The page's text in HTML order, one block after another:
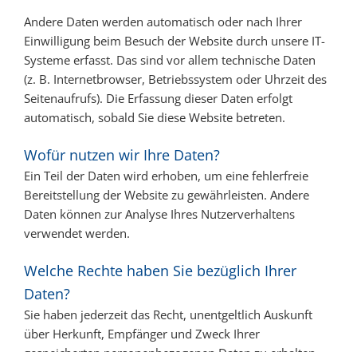
Andere Daten werden automatisch oder nach Ihrer
Einwilligung beim Besuch der Website durch unsere IT-
Systeme erfasst. Das sind vor allem technische Daten
(z. B. Internetbrowser, Betriebssystem oder Uhrzeit des
Seitenaufrufs). Die Erfassung dieser Daten erfolgt
automatisch, sobald Sie diese Website betreten.
Wofür nutzen wir Ihre Daten?
Ein Teil der Daten wird erhoben, um eine fehlerfreie
Bereitstellung der Website zu gewährleisten. Andere
Daten können zur Analyse Ihres Nutzerverhaltens
verwendet werden.
Welche Rechte haben Sie bezüglich Ihrer
Daten?
Sie haben jederzeit das Recht, unentgeltlich Auskunft
über Herkunft, Empfänger und Zweck Ihrer